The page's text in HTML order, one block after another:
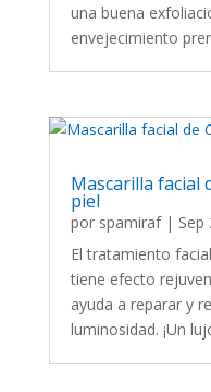
una buena
envejecimiento
Mascarilla facial
piel
por spamiraf| Sep
El tratamiento
tiene efecto
ayuda a reparar y
luminosidad. ¡Un